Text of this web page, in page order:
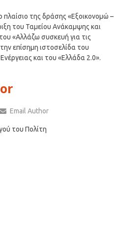
πλαίσιο της δράσης «Εξοικονομώ –
του Ταμείου Ανάκαμψης και
«Αλλάζω συσκευή για τις
επίσημη ιστοσελίδα του
και του «Ελλάδα 2.0».
Email Author
του Πολίτη